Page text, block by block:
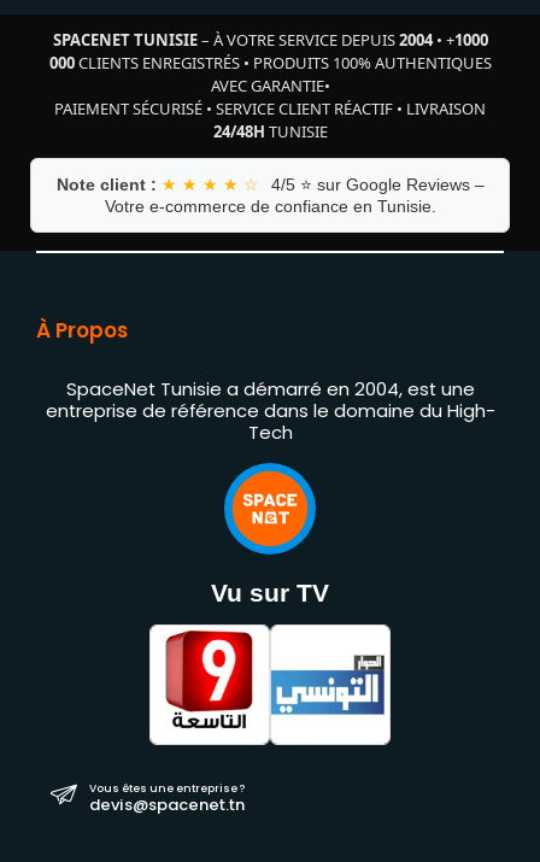
SPACENET TUNISIE– À VOTRE SERVICE DEPUIS2004• +1000
000CLIENTS ENREGISTRÉS• PRODUITS 100% AUTHENTIQUES
AVEC GARANTIE•
PAIEMENT SÉCURISÉ • SERVICE CLIENT RÉACTIF • LIVRAISON
24/48H TUNISIE
Note client : ★ ★ ★ ★ ☆
4/5 ⭐ sur Google Reviews –
Votre e-commerce de confiance en Tunisie.
À Propos
SpaceNet Tunisie a démarré en 2004, est une
entreprise de référence dans le domaine du High-
Tech
Vu sur TV
Vous êtes une entreprise ?
devis@spacenet.tn